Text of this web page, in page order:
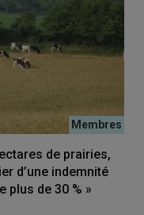
dégradée petit
insidieusement au
000 par millilitre de
comme ce critère ne
de prairies,
d’une indemnité
plus de 30 % »